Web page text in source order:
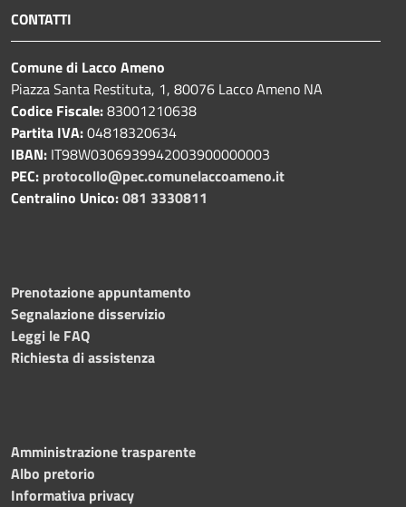
CONTATTI
Comune di Lacco Ameno
Piazza Santa Restituta, 1, 80076 Lacco Ameno NA
Codice Fiscale:83001210638
Partita IVA:04818320634
IBAN: IT98W0306939942003900000003
PEC: protocollo@pec.comunelaccoameno.it
Centralino Unico:081 3330811
Prenotazione appuntamento
Segnalazione disservizio
Leggi le FAQ
Richiesta di assistenza
Amministrazione trasparente
Albo pretorio
Informativa privacy